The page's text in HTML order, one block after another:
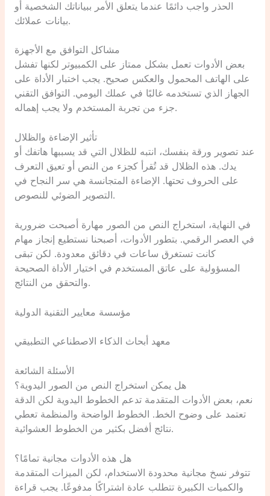
الحذر واجب دائمًا عندما يتعلق الأمر ببياناتك الشخصية أو
بيانات عملائك.
مشاكل التوافق مع الأجهزة
بعض الأدوات تعمل بشكل ممتاز على الكمبيوتر لكنها تفشل
على الهاتف المحمول والعكس صحيح. يجب اختبار الأداة على
الجهاز الذي تستخدمه غالبًا في عملك اليومي. التوافق التقني
جزء من تجربة المستخدم ولا يجب إهماله.
تأثير الإضاءة والظلال
عند تصوير ورقة بنفسك، انتبه للظلال التي قد يسببها هاتفك أو
يدك. هذه الظلال قد تُقرأ كجزء من النص أو تعيق التعرف
على الحروف تحتها. الإضاءة المتجانسة هي سر النجاح في
التصوير الضوئي للنصوص.
في النهاية، استخراج النص من الصور مهارة أصبحت ضرورية
في العصر الرقمي. بتطور الأدوات، أصبحنا نستطيع إنجاز مهام
كانت تستغرق ساعات في دقائق معدودة. لكن تبقى
المسؤولية على عاتق المستخدم في اختيار الأداة الصحيحة
والتحقق من النتائج.
مؤسسة معايير التقنية الدولية
معهد أبحاث الذكاء الاصطناعي التطبيقي
الأسئلة الشائعة
هل يمكن استخراج النص من الصور اليدوية؟
نعم، بعض الأدوات المتقدمة تدعم الخطوط اليدوية لكن الدقة
تعتمد على وضوح الخط. الخطوط الواضحة والمنظمة تعطي
نتائج أفضل بكثير من الخطوط العشوائية.
هل هذه الأدوات مجانية تمامًا؟
تتوفر نسخ مجانية محدودة الاستخدام، لكن الميزات المتقدمة
والكميات الكبيرة تتطلب عادة اشتراكًا مدفوعًا. يجب قراءة